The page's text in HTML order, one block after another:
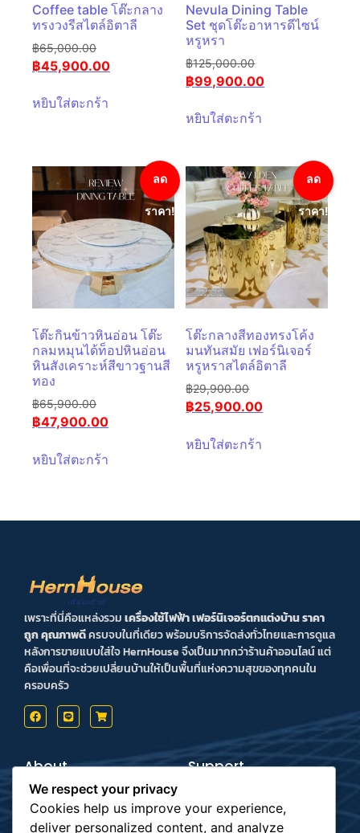
Coffee table โต๊ะกลาง
ทรงวงรีสไตล์อิตาลี
฿65,000.00
฿45,900.00
หยิบใส่ตะกร้า
Nevula Dining Table
Set ชุดโต๊ะอาหารดีไซน์
หรูหรา
฿125,000.00
฿99,900.00
หยิบใส่ตะกร้า
ลด
ราคา!
โต๊ะกินข้าวหินอ่อน โต๊ะ
กลมหมุนได้ท็อปหินอ่อน
หินสังเคราะห์สีขาวฐานสี
ทอง
฿65,900.00
฿47,900.00
หยิบใส่ตะกร้า
ลด
ราคา!
โต๊ะกลางสีทองทรงโค้ง
มนทันสมัย ​​เฟอร์นิเจอร์
หรูหราสไตล์อิตาลี
฿29,900.00
฿25,900.00
หยิบใส่ตะกร้า
เพราะที่นี่คือแหล่งรวมเครื่องใช้ไฟฟ้า เฟอร์นิเจอร์ตกแต่งบ้าน ราคา
ถูก คุณภาพดีครบจบในที่เดียว พร้อมบริการจัดส่งทั่วไทยและการดูแล
หลังการขายแบบใส่ใจ HernHouse จึงเป็นมากกว่าร้านค้าออนไลน์ แต่
คือเพื่อนที่จะช่วยเปลี่ยนบ้านให้เป็นพื้นที่แห่งความสุขของทุกคนใน
ครอบครัว
About
Terms & Conditions
Privacy Policy
Support
Order Tracking
We respect your privacy
Cookies help us improve your experience,
deliver personalized content, and analyze